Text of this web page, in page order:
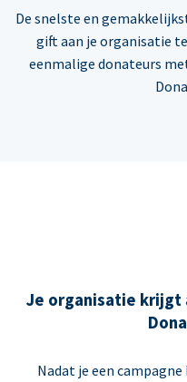
De snelste en
gift aan je organisatie
eenmalige donateurs
Je organisatie krijgt
Nadat je een